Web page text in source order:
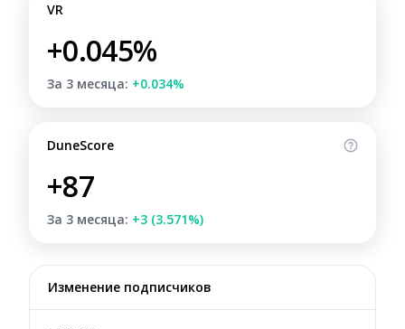
VR
+0.045%
За 3 месяца: +0.034%
DuneScore
+87
За 3 месяца: +3 (3.571%)
Изменение подписчиков